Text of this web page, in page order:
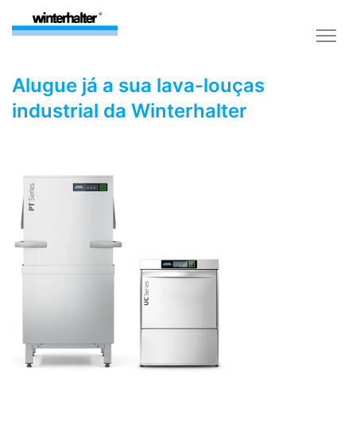
Alugue já a sua lava-louças
industrial da Winterhalter